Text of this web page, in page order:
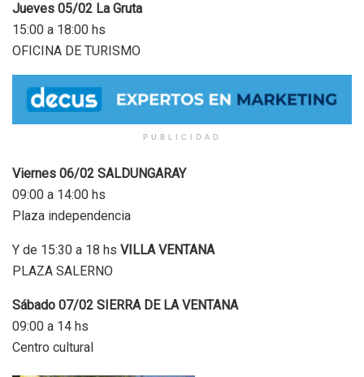
Jueves 05/02 La Gruta
15:00 a 18:00 hs
OFICINA DE TURISMO
PUBLICIDAD
Viernes 06/02 SALDUNGARAY
09:00 a 14:00 hs
Plaza independencia
Y de 15:30 a 18 hs VILLA VENTANA
PLAZA SALERNO
Sábado 07/02 SIERRA DE LA VENTANA
09:00 a 14 hs
Centro cultural